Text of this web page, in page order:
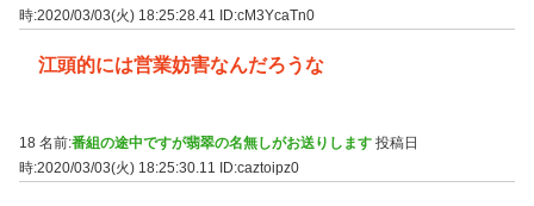
時:2020/03/03(火) 18:25:28.41 ID:cM3YcaTn0
江頭的には営業妨害なんだろうな
18 名前:番組の途中ですが翡翠の名無しがお送りします 投稿日
時:2020/03/03(火) 18:25:30.11
ID:caztoipz0